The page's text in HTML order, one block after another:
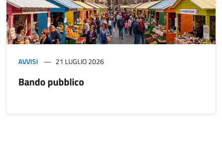
AVVISI 21 LUGLIO 2026
Bando pubblico